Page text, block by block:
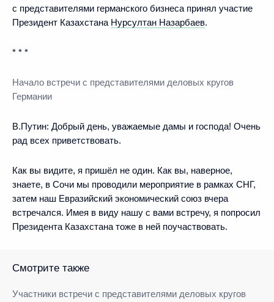
с представителями германского бизнеса принял участие
Президент Казахстана Нурсултан Назарбаев.
* * *
Начало встречи с представителями деловых кругов
Германии
В.Путин: Добрый день, уважаемые дамы и господа! Очень
рад всех приветствовать.
Как вы видите, я пришёл не один. Как вы, наверное,
знаете, в Сочи мы проводили мероприятие в рамках СНГ,
затем наш Евразийский экономический союз вчера
встречался. Имея в виду нашу с вами встречу, я попросил
Президента Казахстана тоже в ней поучаствовать.
Смотрите также
Участники встречи c представителями деловых кругов